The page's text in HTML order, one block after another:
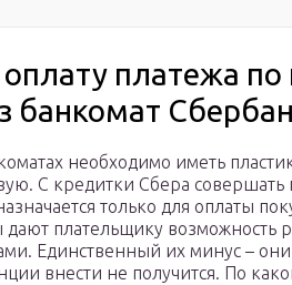
оплату платежа
банкомат
необходимо иметь
С кредитки Сбера
только для оплаты
плательщику возможность
Единственный их минус –
внести не получится. По